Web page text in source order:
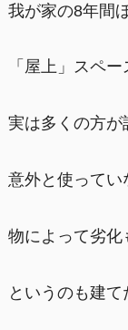
我が家の8年間
「屋上」スペ
実は多くの方が
意外と使ってい
物によって劣化
というのも建て